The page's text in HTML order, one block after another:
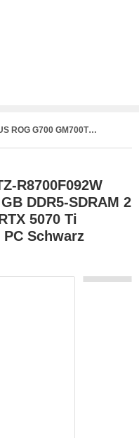
ASUS ROG G700 GM700TZ-R8700F092W AMD Ryzen™ 7 8700F 32 GB DDR5-SDRAM 2 TB SSD NVIDIA GeForce RTX 5070 Ti Windows 11 Home Tower PC Schwarz
R8700F092W
DDR5-SDRAM 2
5070 Ti
Schwarz